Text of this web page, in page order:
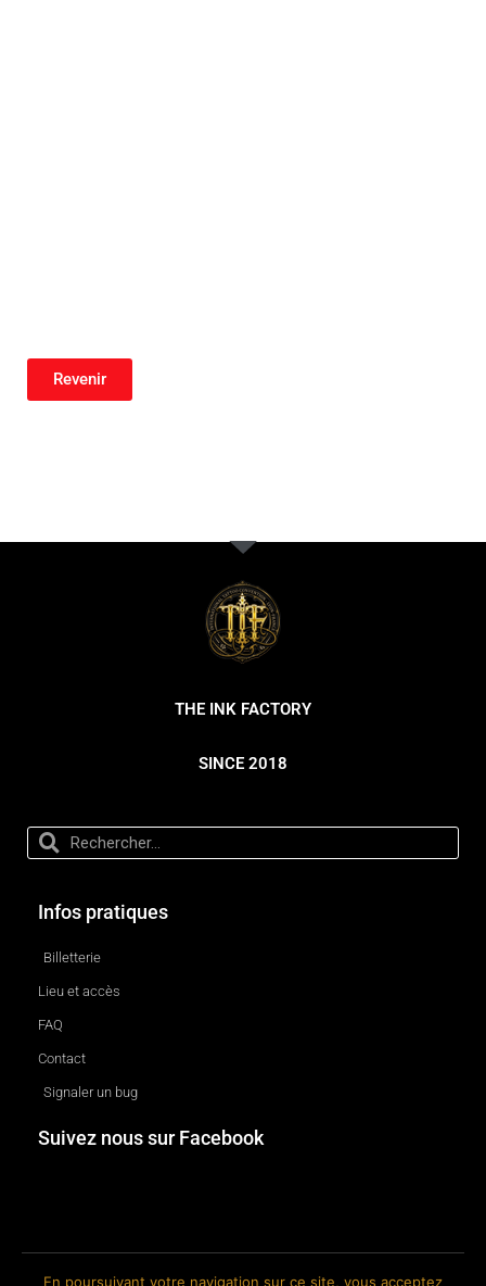
Revenir
THE INK FACTORY
SINCE 2018
Infos pratiques
Billetterie
Lieu et accès
FAQ
Contact
Signaler un bug
Suivez nous sur Facebook
En poursuivant votre navigation sur ce site, vous acceptez